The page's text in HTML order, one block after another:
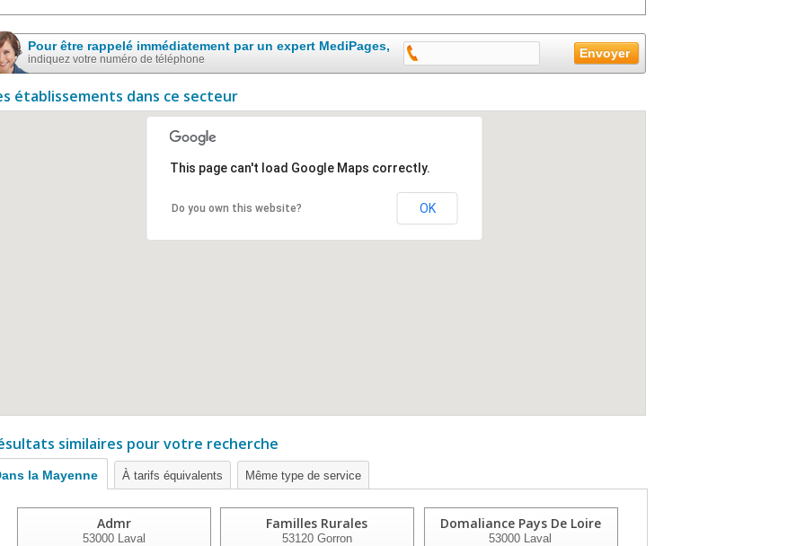
Pour être rappelé immédiatement par un expert MediPages,
indiquez votre numéro de téléphone
établissements dans ce secteur
This page can't load Google Maps correctly.
Do you own this website? OK
similaires pour votre recherche
la Mayenne À tarifs équivalents Même type de service
Admr
53000Laval
Familles Rurales
53120Gorron
Domaliance Pays De Loire
53000 Laval